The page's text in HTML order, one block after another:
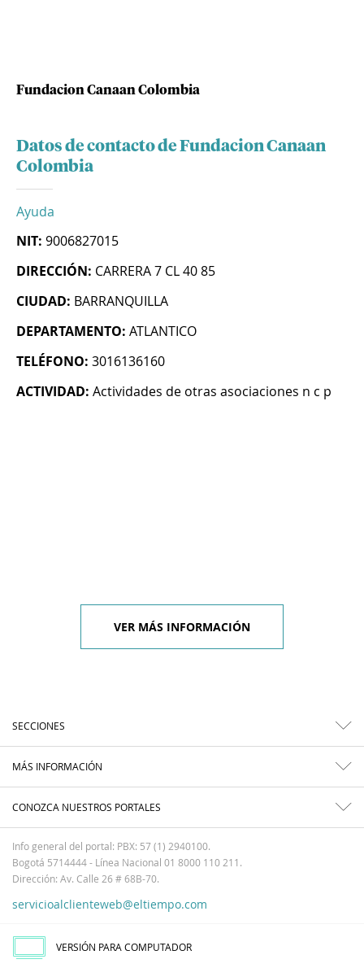
Fundacion Canaan Colombia
Datos de contacto de Fundacion Canaan
Colombia
Ayuda
NIT: 9006827015
DIRECCIÓN: CARRERA 7 CL 40 85
CIUDAD: BARRANQUILLA
DEPARTAMENTO: ATLANTICO
TELÉFONO: 3016136160
ACTIVIDAD: Actividades de otras asociaciones n c p
VER MÁS INFORMACIÓN
SECCIONES
MÁS INFORMACIÓN
CONOZCA NUESTROS PORTALES
Info general del portal: PBX: 57 (1) 2940100.
Bogotá 5714444 - Línea Nacional 01 8000 110 211.
Dirección: Av. Calle 26 # 68B-70.
servicioalclienteweb@eltiempo.com
VERSIÓN PARA COMPUTADOR